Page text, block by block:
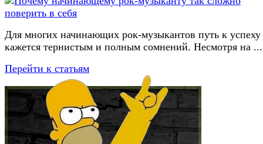
Для многих начинающих рок-музыкантов путь к успеху
кажется тернистым и полным сомнений. Несмотря на ...
Перейти к статьям